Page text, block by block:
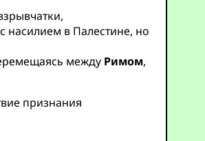
насилием в Палестине, но
между Римом,
признания